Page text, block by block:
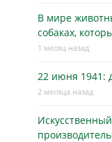
В мире
собаках,
1 месяц назад
22 июня 1941:
2 месяца назад